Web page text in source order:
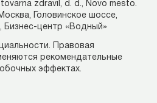
zdravil, d. d., Novo mesto.
Головинское шоссе,
Бизнес-центр «Водный»
Правовая
рекомендательные
эффектах.